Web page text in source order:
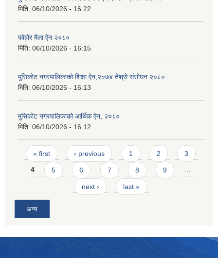
मिति: 06/10/2026 - 16:22
फोहोर मैला ऐन २०८०
मिति: 06/10/2026 - 16:15
मुसिकोट नगरपालिकाको शिक्षा ऐन,२०७४ तेश्रो संसोधन २०८०
मिति: 06/10/2026 - 16:13
मुसिकोट नगरपालिकाको आर्थिक ऐन, २०८०
मिति: 06/10/2026 - 16:12
Pages
« first ‹ previous 1 2 3
4 5 6 7 8 9 …
next › last »
अन्य